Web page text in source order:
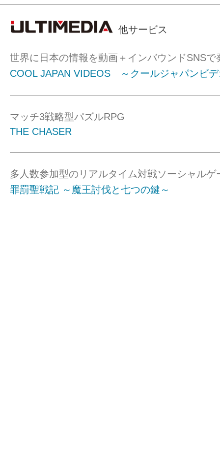
他サービス
世界に日本の情報を動画＋インバウンドSNSで
COOL JAPAN VIDEOS ～クールジャパンビ
マッチ3戦略型パズルRPG
THE CHASER
多人数参加型のリアルタイム対戦ソーシャルゲ
罪罰聖戦記 ～魔王討伐と七つの鍵～